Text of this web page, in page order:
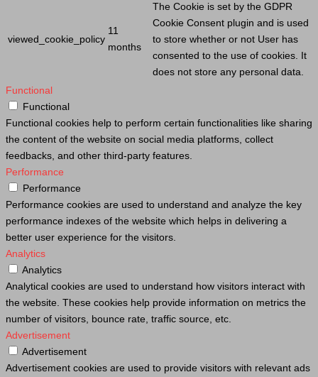
viewed_cookie_policy
11
months
The Cookie is set by the GDPR
Cookie Consent plugin and is used
to store whether or not User has
consented to the use of cookies. It
does not store any personal data.
Functional
Functional
Functional cookies help to perform certain functionalities like sharing
the content of the website on social media platforms, collect
feedbacks, and other third-party features.
Performance
Performance
Performance cookies are used to understand and analyze the key
performance indexes of the website which helps in delivering a
better user experience for the visitors.
Analytics
Analytics
Analytical cookies are used to understand how visitors interact with
the website. These cookies help provide information on metrics the
number of visitors, bounce rate, traffic source, etc.
Advertisement
Advertisement
Advertisement cookies are used to provide visitors with relevant ads